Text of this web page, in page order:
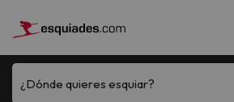
¿Dónde quieres esquiar?